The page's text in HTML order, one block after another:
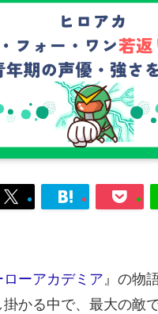
ローアカデミア』の物
かる中で、最大の敵